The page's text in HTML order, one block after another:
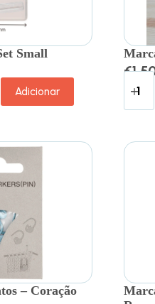
Small
Adicionar
€
– Coração